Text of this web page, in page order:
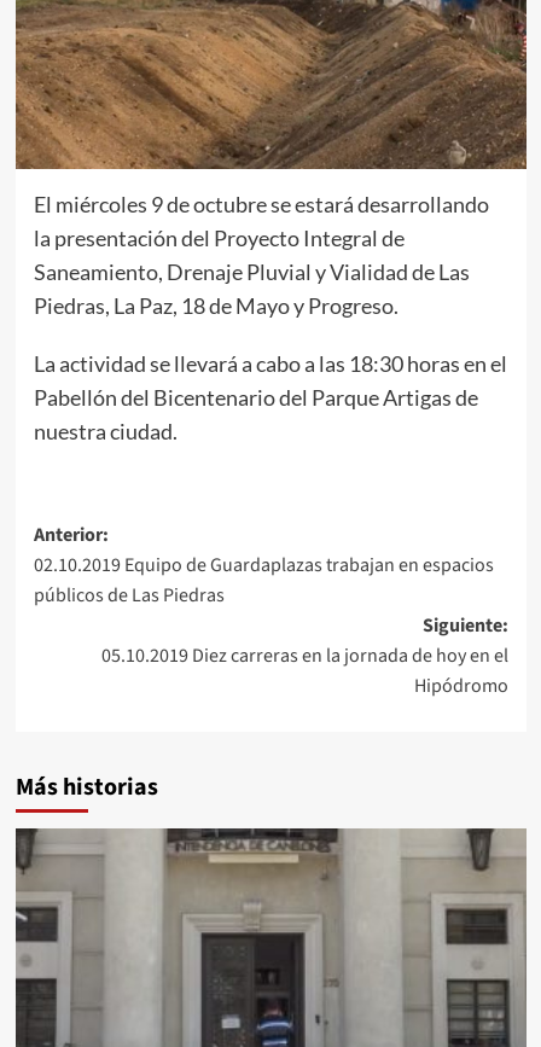
El miércoles 9 de octubre se estará desarrollando
la presentación del Proyecto Integral de
Saneamiento, Drenaje Pluvial y Vialidad de Las
Piedras, La Paz, 18 de Mayo y Progreso.
La actividad se llevará a cabo a las 18:30 horas en el
Pabellón del Bicentenario del Parque Artigas de
nuestra ciudad.
Navegación
de
entradas
Anterior:
02.10.2019 Equipo de Guardaplazas trabajan en espacios
públicos de Las Piedras
Siguiente:
05.10.2019 Diez carreras en la jornada de hoy en el
Hipódromo
Más historias